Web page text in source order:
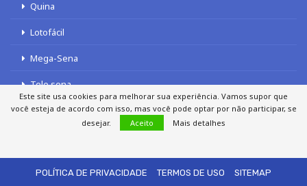
Quina
Lotofácil
Mega-Sena
Tele sena
POLÍTICA DE PRIVACIDADE
TERMOS DE USO SITEMAP
Este site usa cookies para melhorar sua experiência. Vamos supor que
você esteja de acordo com isso, mas você pode optar por não participar, se
desejar.
Aceito Mais detalhes